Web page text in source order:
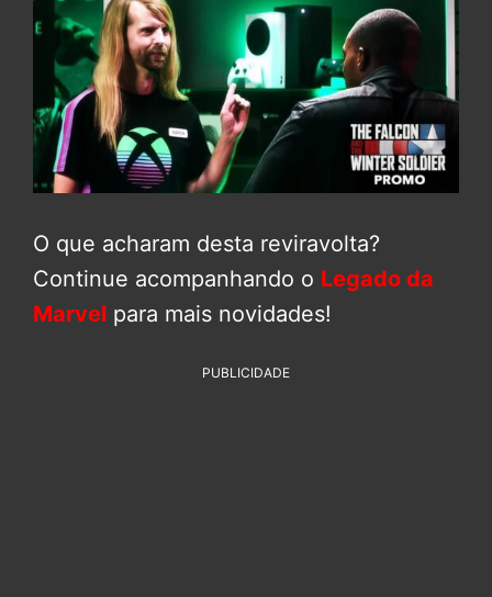
O que acharam desta reviravolta?
Continue acompanhando o Legado da
Marvel para mais novidades!
PUBLICIDADE